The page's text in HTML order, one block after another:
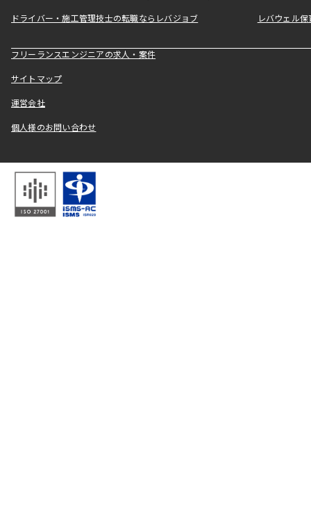
ドライバー・施工管理技士の転職ならレバジョブ レバウェル
フリーランスエンジニアの求人・案件
サイトマップ
運営会社
個人様のお問い合わせ